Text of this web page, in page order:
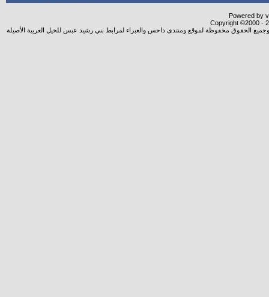
Powered by
Copyright ©2000 -
الحقوق محفوظة لموقع ومنتدى داحس والغبراء لمرابط بني رشيد عبس للخيل العربية الأصيلة